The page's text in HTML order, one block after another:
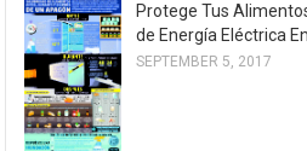
Protege Tus
de Energía Eléctrica
SEPTEMBER 5, 2017